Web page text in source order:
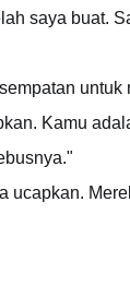
saya buat.
Kamu
ucapkan.